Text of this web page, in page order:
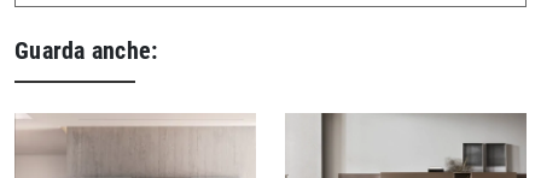
Guarda anche: